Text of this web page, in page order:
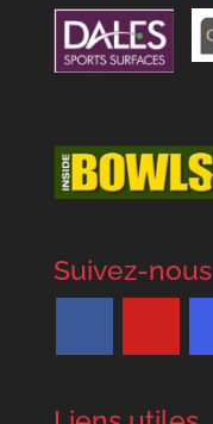
Suivez-nous